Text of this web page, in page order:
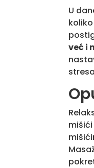
U
već i